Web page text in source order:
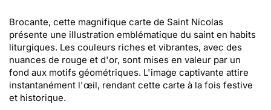
Brocante, cette magnifique carte de Saint Nicolas
présente une illustration emblématique du saint en habits
liturgiques. Les couleurs riches et vibrantes, avec des
nuances de rouge et d'or, sont mises en valeur par un
fond aux motifs géométriques. L'image captivante attire
instantanément l'œil, rendant cette carte à la fois festive
et historique.